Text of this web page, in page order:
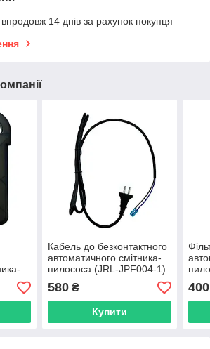
14 днів за рахунок покупця
4)
Кабель до безконтактного
автоматичного смітника-
пилососа (JRL-JPF004-1)
580₴
Купити
400